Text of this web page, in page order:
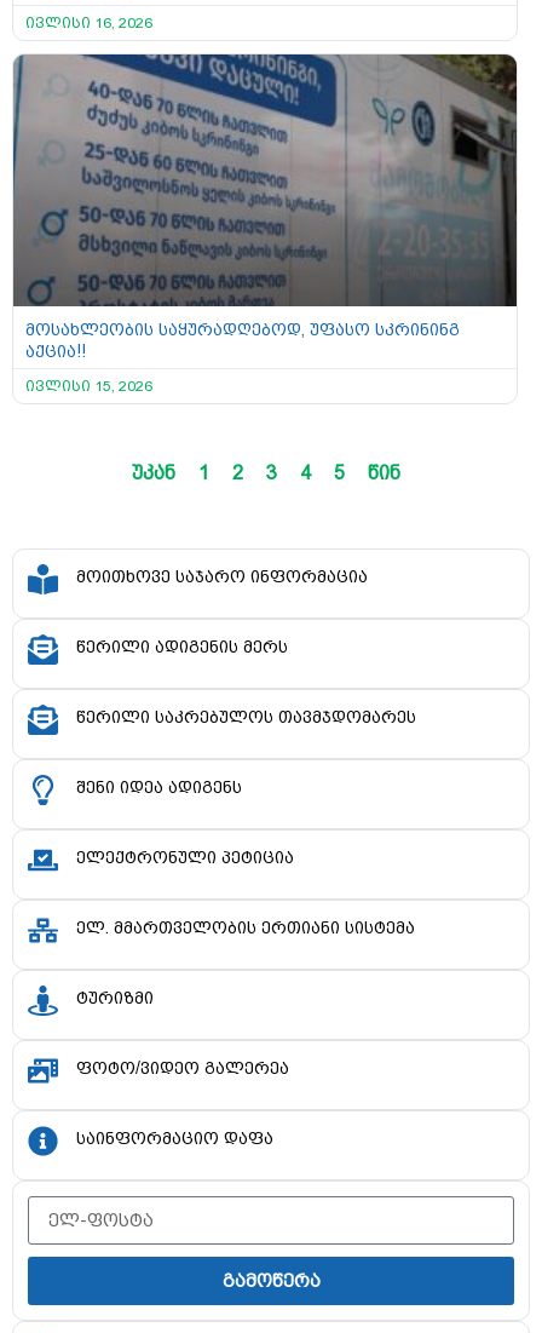
ივლისი 16, 2026
მოსახლეობის საყურადღებოდ, უფასო სკრინინგ
აქცია!!
ივლისი 15, 2026
უკან 1 2 3 4 5 წინ
მოითხოვე საჯარო ინფორმაცია
წერილი ადიგენის მერს
წერილი საკრებულოს თავმჯდომარეს
შენი იდეა ადიგენს
ელექტრონული პეტიცია
ელ. მმართველობის ერთიანი სისტემა
ტურიზმი
ფოტო/ვიდეო გალერეა
საინფორმაციო დაფა
გამოწერა